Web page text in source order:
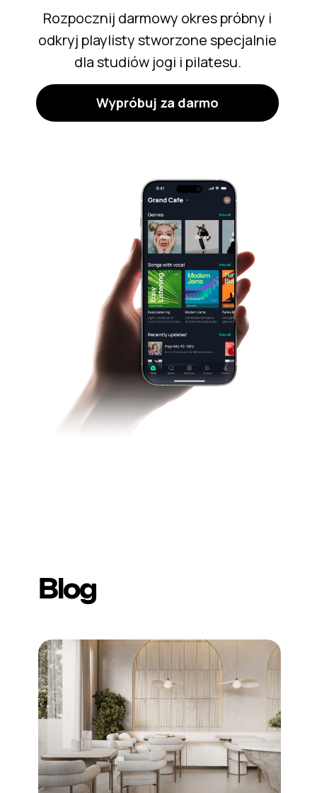
Rozpocznij darmowy okres próbny i
odkryj playlisty stworzone specjalnie
dla studiów jogi i pilatesu.
Wypróbuj za darmo
Blog